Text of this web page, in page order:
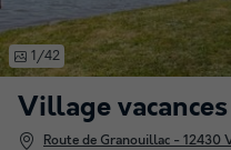
Village
Route de Granouillac - 12430
1/42